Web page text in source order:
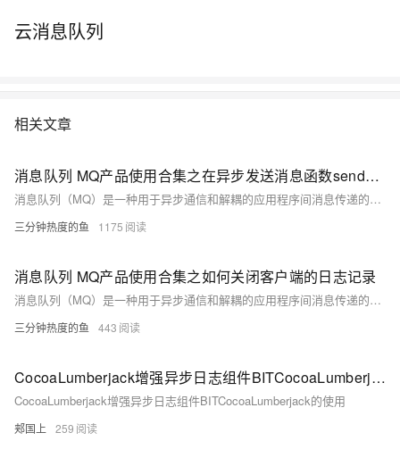
云消息队列
相关文章
消息队列 MQ产品使用合集之在异步发送消息函数sendMessage()中出现了错误，错误代码为-3，该如何解决
消息队列（MQ）是一种用于异步通信和解耦的应用程序间消息传递的服务，广泛应用于分布式系统中。针对不同的MQ产品，如阿里云的RocketMQ、RabbitMQ等，它们在实现上述场景时可能会有不同的特性和优势，比如RocketMQ强调高吞吐量、低延迟和高可用性，适合大规模分布式系统；而RabbitMQ则以其灵活的路由规则和丰富的协议支持受到青睐。下面是一些常见的消息队列MQ产品的使用场景合集，这些场景涵盖了多种行业和业务需求。
三分钟热度的鱼 1175
消息队列 MQ产品使用合集之如何关闭客户端的日志记录
消息队列（MQ）是一种用于异步通信和解耦的应用程序间消息传递的服务，广泛应用于分布式系统中。针对不同的MQ产品，如阿里云的RocketMQ、RabbitMQ等，它们在实现上述场景时可能会有不同的特性和优势，比如RocketMQ强调高吞吐量、低延迟和高可用性，适合大规模分布式系统；而RabbitMQ则以其灵活的路由规则和丰富的协议支持受到青睐。下面是一些常见的消息队列MQ产品的使用场景合集，这些场景涵盖了多种行业和业务需求。
三分钟热度的鱼 443
CocoaLumberjack增强异步日志组件BITCocoaLumberjack的使用
CocoaLumberjack增强异步日志组件BITCocoaLumberjack的使用
郏国上 259